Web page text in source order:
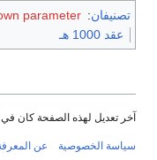
تصنيفان:
parameter
عقد 1000 هـ
آخر تعديل لهذه الصفحة كان في 05:25, 25 أكتوبر 2008.
سياسة الخصوصية عن